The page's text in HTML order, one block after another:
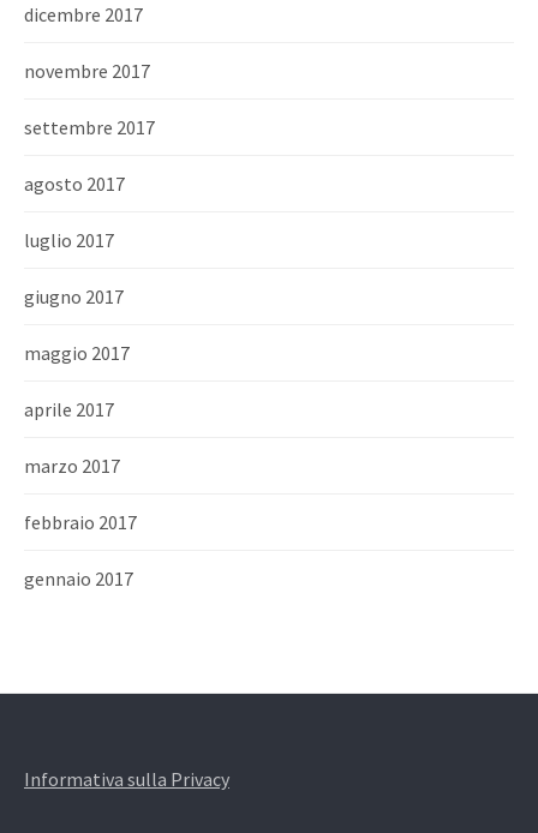
dicembre 2017
novembre 2017
settembre 2017
agosto 2017
luglio 2017
giugno 2017
maggio 2017
aprile 2017
marzo 2017
febbraio 2017
gennaio 2017
Informativa sulla Privacy